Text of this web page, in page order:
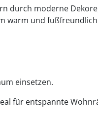
durch moderne
warm und
einsetzen.
für entspannte